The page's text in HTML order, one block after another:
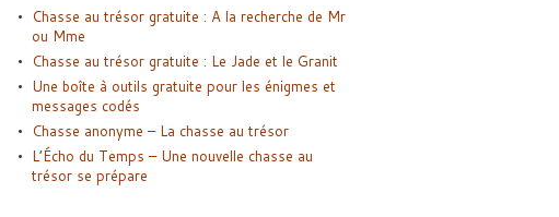
Chasse au trésor gratuite : A la recherche de Mr
ou Mme
Chasse au trésor gratuite : Le Jade et le Granit
Une boîte à outils gratuite pour les énigmes et
messages codés
Chasse anonyme – La chasse au trésor
L’Écho du Temps – Une nouvelle chasse au
trésor se prépare